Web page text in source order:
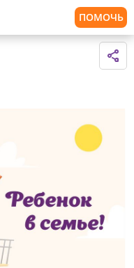
ПОМОЧЬ